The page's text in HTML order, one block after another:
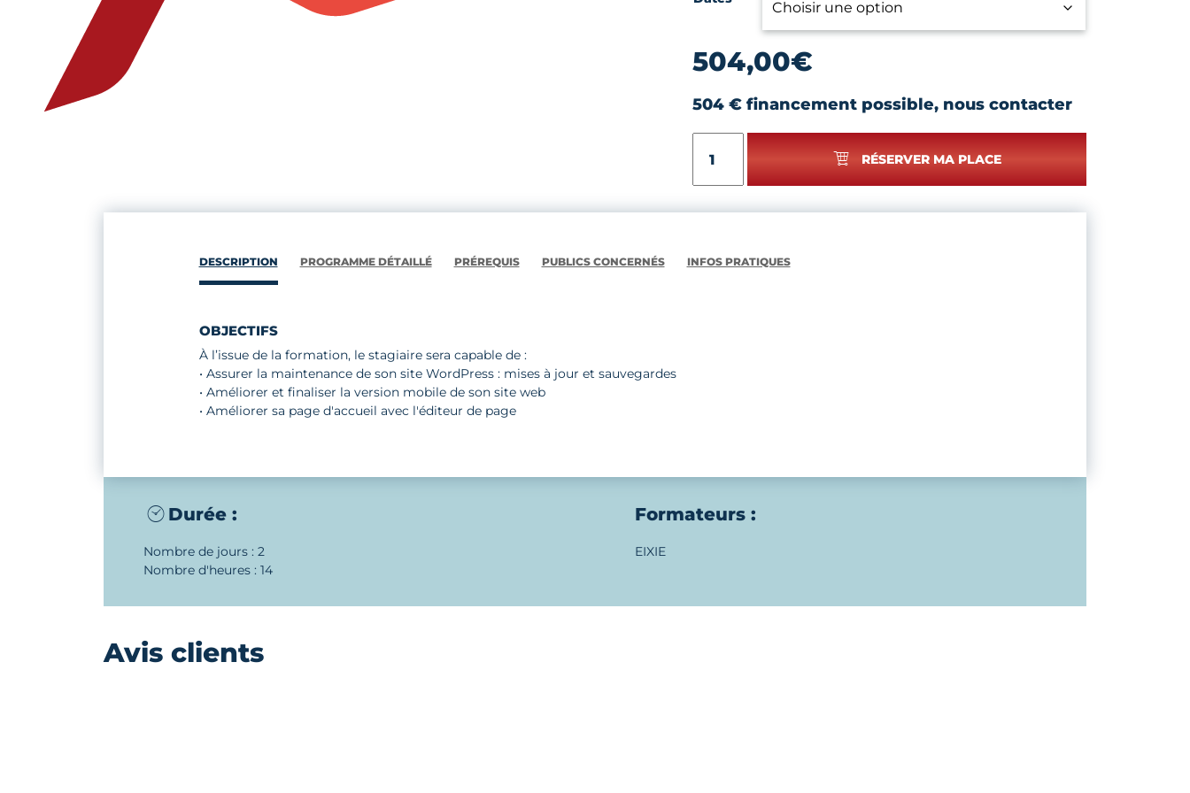
504,00€
504 € financement possible, nous contacter
SITE
WORDPRESS
RÉSERVER MA PLACE
DESCRIPTION PROGRAMME DÉTAILLÉ PRÉREQUIS PUBLICS CONCERNÉS INFOS PRATIQUES
OBJECTIFS
À l’issue de la formation, le stagiaire sera capable de :
• Assurer la maintenance de son site WordPress : mises à jour et sauvegardes
• Améliorer et finaliser la version mobile de son site web
• Améliorer sa page d'accueil avec l'éditeur de page
Durée :
Nombre de jours : 2
Nombre d'heures : 14
Formateurs :
EIXIE
Avis clients